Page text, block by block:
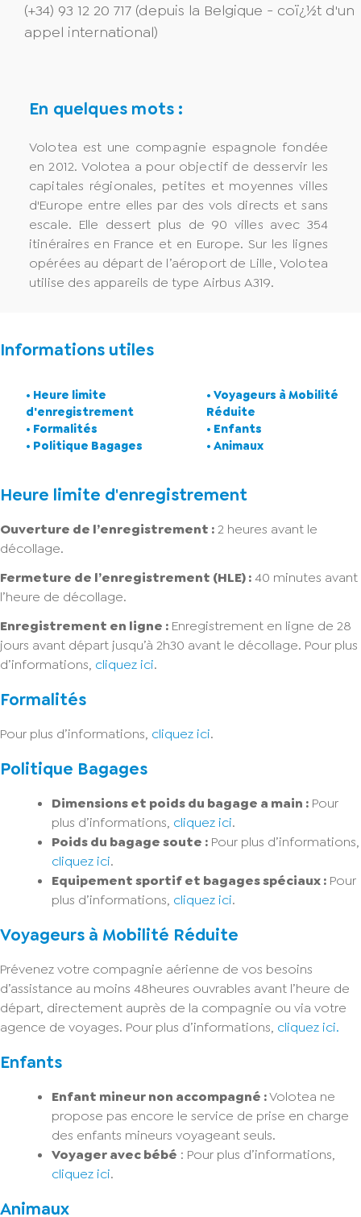
(+34) 93 12 20 717 (depuis la Belgique - coï¿½t d'un
appel international)
En quelques mots :
Volotea est une compagnie espagnole fondée
en 2012. Volotea a pour objectif de desservir les
capitales régionales, petites et moyennes villes
d'Europe entre elles par des vols directs et sans
escale. Elle dessert plus de 90 villes avec 354
itinéraires en France et en Europe. Sur les lignes
opérées au départ de l’aéroport de Lille, Volotea
utilise des appareils de type Airbus A319.
Informations utiles
• Heure limite
d'enregistrement
• Formalités
• Politique Bagages
• Voyageurs à Mobilité
Réduite
• Enfants
• Animaux
Heure limite d'enregistrement
Ouverture de l’enregistrement :2 heures avant le
décollage.
Fermeture de l’enregistrement (HLE) :40 minutes avant
l’heure de décollage.
Enregistrement en ligne : Enregistrement en ligne de 28
jours avant départ jusqu’à 2h30 avant le décollage. Pour plus
d’informations, cliquez ici.
Formalités
Pour plus d’informations, cliquez ici.
Politique Bagages
Dimensions et poids du bagage a main : Pour
plus d’informations, cliquez ici.
Poids du bagage soute : Pour plus d’informations,
cliquez ici.
Equipement sportif et bagages spéciaux : Pour
plus d’informations, cliquez ici.
Voyageurs à Mobilité Réduite
Prévenez votre compagnie aérienne de vos besoins
d’assistance au moins 48heures ouvrables avant l’heure de
départ, directement auprès de la compagnie ou via votre
agence de voyages. Pour plus d’informations, cliquez ici.
Enfants
Enfant mineur non accompagné :Volotea ne
propose pas encore le service de prise en charge
des enfants mineurs voyageant seuls.
Voyager avec bébé : Pour plus d’informations,
cliquez ici.
Animaux